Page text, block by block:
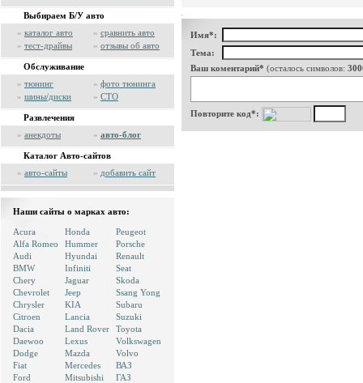
Выбираем Б/У авто
» каталог авто » сравнить авто
» тест-драйвы » отзывы об авто
Обслуживание
» тюнинг » фото тюнинга
» шины/диски » СТО
Развлечения
» анекдоты » авто-блог
Каталог Авто-сайтов
» авто-сайты » добавить сайт
Наши сайты о марках авто:
Acura
Alfa Romeo
Audi
BMW
Chery
Chevrolet
Chrysler
Citroen
Dacia
Daewoo
Dodge
Fiat
Ford
Honda
Hummer
Hyundai
Infiniti
Jaguar
Jeep
KIA
Lancia
Land Rover
Lexus
Mazda
Mercedes
Mitsubishi
Peugeot
Porsche
Renault
Seat
Skoda
Ssang Yong
Subaru
Suzuki
Toyota
Volkswagen
Volvo
ВАЗ
ГАЗ
Имя*:
Тема:
Ваш коментарий* (осталось символов:
Повторите код*: